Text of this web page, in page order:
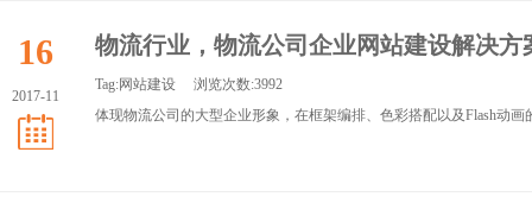
16
2017-11
物流行业，物流公司企业网站建设解决方
Tag:网站建设 浏览次数:3992
体现物流公司的大型企业形象，在框架编排、色彩搭配以及Flash动